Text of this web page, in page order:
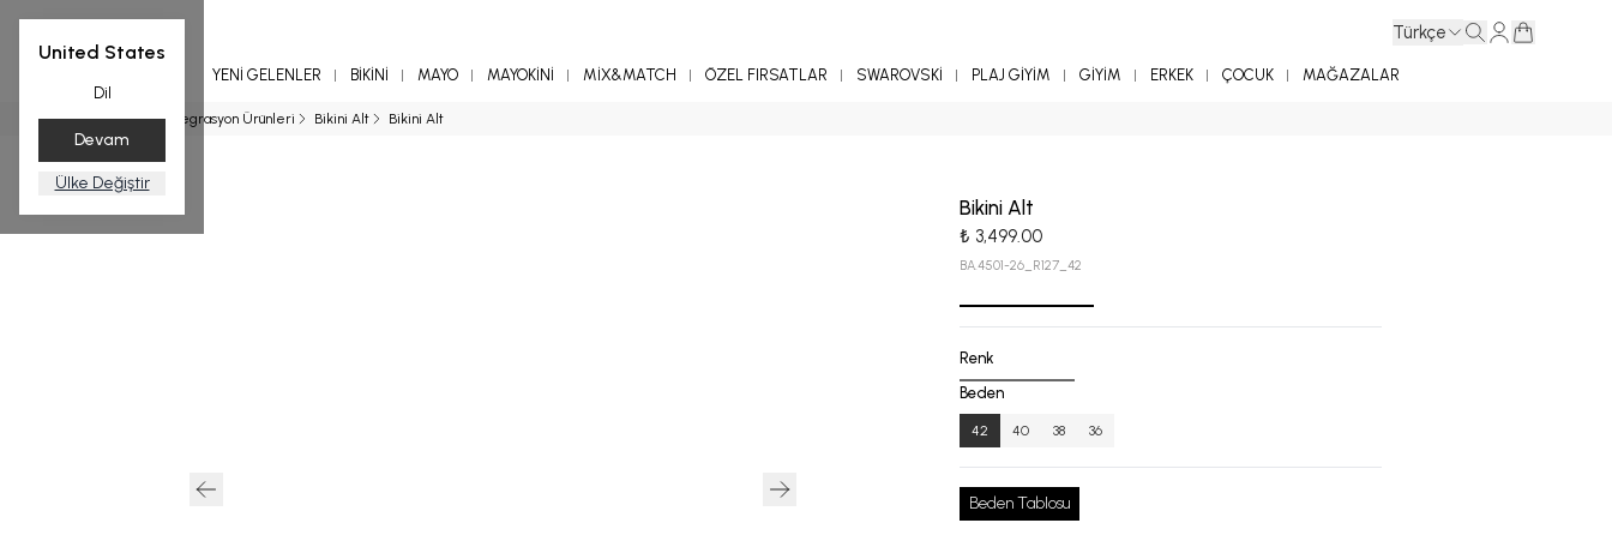
United States
Dil
Devam
Ülke Değiştir
Türkçe
YENİ GELENLER BİKİNİ MAYO MAYOKİNİ MİX&MATCH ÖZEL FIRSATLAR SWAROVSKİ PLAJ GİYİM GİYİM ERKEK ÇOCUK MAĞAZALAR
Ana Sayfa Entegrasyon Ürünleri Bikini Alt Bikini Alt
Bikini Alt
₺ 3,499.00
BA.4501-26_R127_42
Renk
Beden
42 40 38 36
Beden Tablosu